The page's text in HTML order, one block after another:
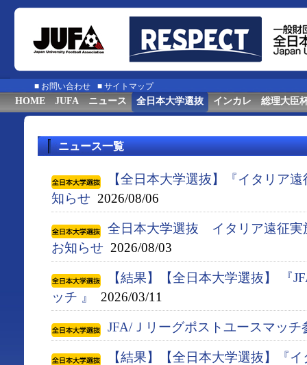
■ お問い合わせ ■ サイトマップ
HOME JUFA ニュース 全日本大学選抜 インカレ 総理大臣
ニュース一覧
【全日本大学選抜】『イタリア
知らせ 2026/08/06
全日本大学選抜 イタリア遠征実
お知らせ 2026/08/03
【結果】【全日本大学選抜】 『
ッチ 』
2026/03/11
JFA/Ｊリーグポストユースマッチ
【結果】【全日本大学選抜】『